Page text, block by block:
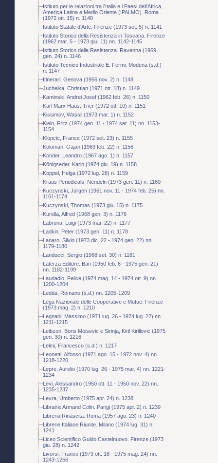
Istituto per le relazioni tra l'Italia e i Paesi dell'Africa,
America Latina e Medio Oriente (IPALMO). Roma
(1972 ott. 15) n. 1140
Istituto Statale d'Arte. Firenze (1973 set. 5) n. 1141
Istituto Storico della Resistenza in Toscana. Firenze
(1962 mar. 5 - 1973 giu. 11) nn. 1142-1145
Istituto Storico della Resistenza. Ravenna (1969
gen. 24) n. 1146
Istituto Tecnico Industriale E. Fermi. Modena (s.d.)
n. 1147
Itinerari. Genova (1956 nov. 2) n. 1148
Juchelka, Christian (1971 ott. 18) n. 1149
Kaminski, Andrei Josef (1962 feb. 26) n. 1150
Karl Marx Haus. Trier (1972 ott. 10) n. 1151
Kissimov, Wassil (1973 mar. 1) n. 1152
Klein, Fritz (1974 gen. 11 - 1974 set. 11) nn. 1153-
1154
Klopcic, France (1972 set. 23) n. 1155
Koloman, Gajan (1969 feb. 22) n. 1156
Konder, Leandro (1967 ago. 1) n. 1157
Königseder, Karin (1974 giu. 19) n. 1158
Koppel, Helga (1972 lug. 28) n. 1159
Kraus Periodicals. Nendeln (1973 gen. 11) n. 1160
Kuczynski, Jürgen (1961 nov. 11 - 1974 feb. 25) nn.
1161-1174
Kuczynski, Thomas (1973 giu. 15) n. 1175
Kurella, Alfred (1968 gen. 3) n. 1176
Labruna, Luigi (1973 mar. 22) n. 1177
Ladkin, Peter (1973 gen. 11) n. 1178
Lanaro, Silvio (1973 dic. 22 - 1974 gen. 22) nn.
1179-1180
Landucci, Sergio (1968 set. 30) n. 1181
Laterza Editore. Bari (1950 feb. 6 - 1975 gen. 21)
nn. 1182-1199
Laudadio, Felice (1974 mag. 14 - 1974 ott. 9) nn.
1200-1204
Ledda, Romano (s.d.) nn. 1205-1209
Lega Nazionale delle Cooperative e Mutue. Firenze
(1973 mag. 2) n. 1210
Legnani, Massimo (1971 lug. 26 - 1974 lug. 22) nn.
1211-1215
Leibzon, Boris Moisevic e Sirinja, Kiril Kirillovic (1975
gen. 30) n. 1216
Lelmi, Francesco (s.d.) n. 1217
Leonetti, Alfonso (1971 ago. 15 - 1972 nov. 4) nn.
1218-1220
Lepre, Aurelio (1970 lug. 26 - 1975 mar. 4) nn. 1221-
1234
Levi, Alessandro (1950 ott. 11 - 1950 nov. 22) nn.
1235-1237
Levra, Umberto (1975 apr. 24) n. 1238
Librairie Armand Colin. Parigi (1975 apr. 2) n. 1239
Libreria Rinascita. Roma (1957 ago. 23) n. 1240
Librerie Italiane Riunite. Milano (1974 lug. 31) n.
1241
Liceo Scientifico Guido Castelnuovo. Firenze (1973
giu. 28) n. 1242
Livorsi, Franco (1973 ott. 18 - 1975 mag. 24) nn.
1243-1256